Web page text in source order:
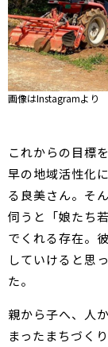
画像はInstagramより
これからの目標
早の地域活性化
る良美さん。そ
伺うと「娘たち
でくれる存在。
していけると思
た。
親から子へ、人
まったまちづく